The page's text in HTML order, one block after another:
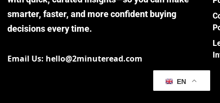
smarter, faster, and more confident buying
decisions every time.
Email Us: hello@2minuteread.com
EN